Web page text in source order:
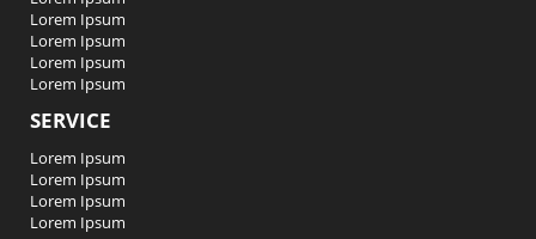
Lorem Ipsum
Lorem Ipsum
Lorem Ipsum
Lorem Ipsum
SERVICE
Lorem Ipsum
Lorem Ipsum
Lorem Ipsum
Lorem Ipsum